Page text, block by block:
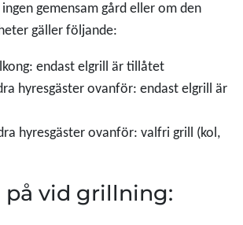
gemensam gård eller om den
gäller följande:
endast elgrill är tillåtet
hyresgäster ovanför: endast elgrill är
hyresgäster ovanför: valfri grill (kol,
vid grillning: